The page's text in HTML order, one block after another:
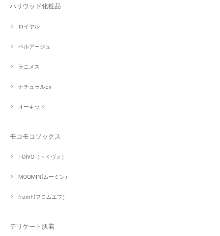
ハリウッド化粧品
ロイヤル
ベルアージュ
ラニメス
ナチュラルEx
オーキッド
モコモコソックス
TOIVO（トイヴォ）
MOOMIN(ムーミン）
fromF(フロムエフ）
デリケート肌着